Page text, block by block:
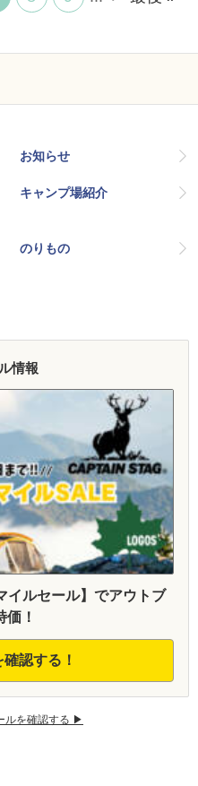
お知らせ
キャンプ場紹介
のりもの
情報
イルセール】でアウトブ
！
認する！
ルを確認する ▶︎